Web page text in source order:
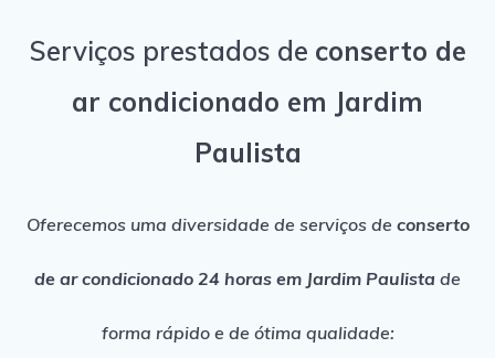
Serviços prestados de conserto de
ar condicionado em Jardim
Paulista
Oferecemos uma diversidade de serviços de conserto
de ar condicionado 24 horas em Jardim Paulista de
forma rápido e de ótima qualidade: